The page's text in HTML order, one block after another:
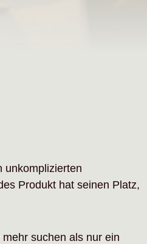
unkomplizierten
Produkt hat seinen Platz,
suchen als nur ein